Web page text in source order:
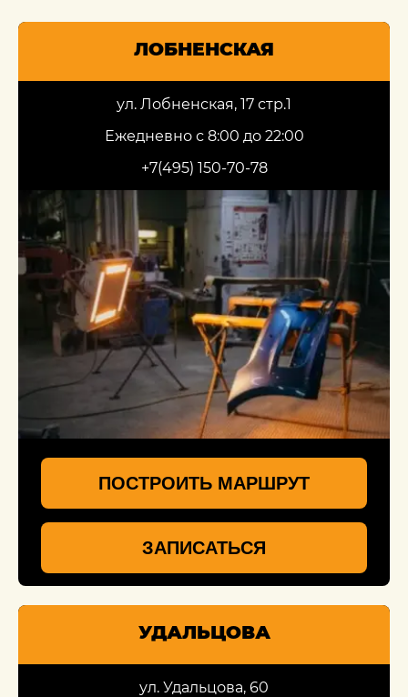
ЛОБНЕНСКАЯ
ул. Лобненская, 17 стр.1
Ежедневно с 8:00 до 22:00
+7(495) 150-70-78
ПОСТРОИТЬ МАРШРУТ
ЗАПИСАТЬСЯ
УДАЛЬЦОВА
ул. Удальцова, 60